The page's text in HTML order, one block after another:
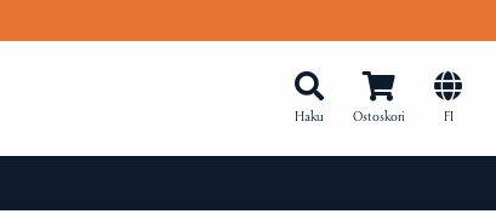
Haku Ostoskori FI